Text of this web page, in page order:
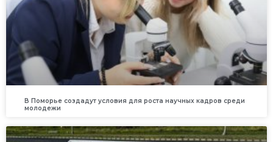
В Поморье создадут условия для роста научных кадров среди
молодежи